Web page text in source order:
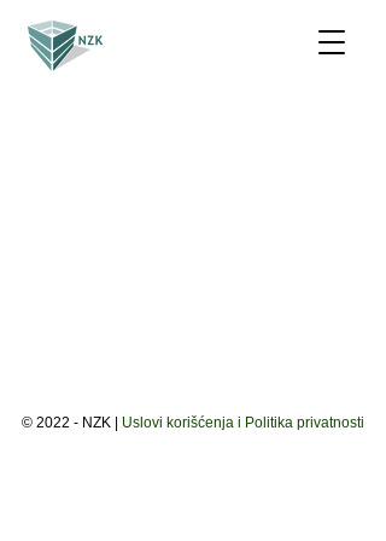
© 2022 - NZK | Uslovi korišćenja i Politika privatnosti